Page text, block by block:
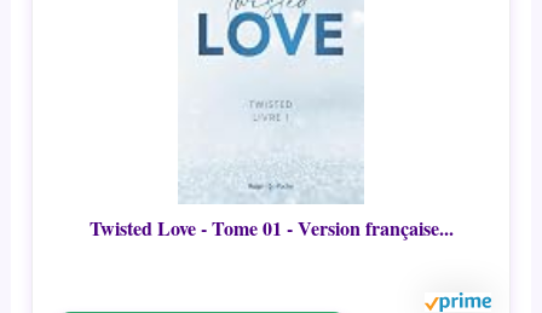
Twisted Love - Tome 01 - Version française...